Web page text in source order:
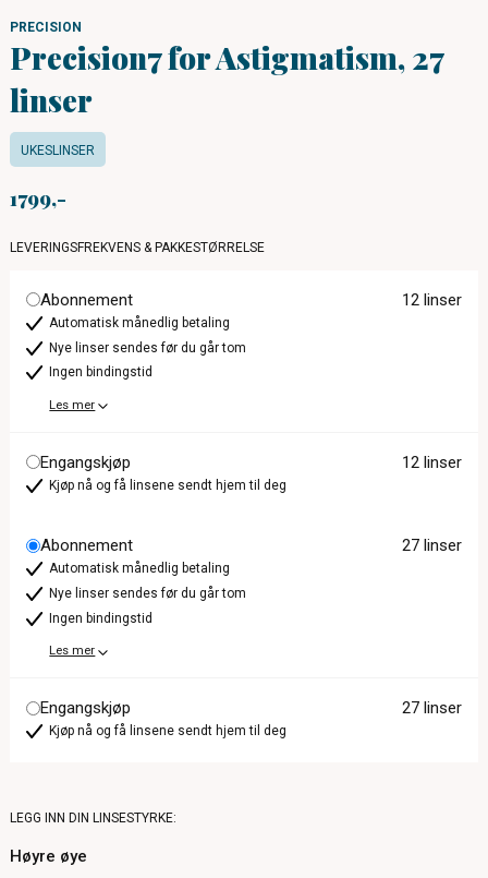
PRECISION
Precision7 for Astigmatism, 27
linser
UKESLINSER
1799
LEVERINGSFREKVENS & PAKKESTØRRELSE
Abonnement 12 linser
Automatisk månedlig betaling
Nye linser sendes før du går tom
Ingen bindingstid
Les mer
Engangskjøp 12 linser
Kjøp nå og få linsene sendt hjem til deg
Abonnement 27 linser
Automatisk månedlig betaling
Nye linser sendes før du går tom
Ingen bindingstid
Les mer
Engangskjøp 27 linser
Kjøp nå og få linsene sendt hjem til deg
LEGG INN DIN LINSESTYRKE:
Høyre øye